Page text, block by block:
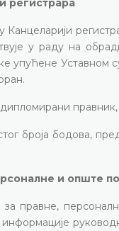
Канцеларији
у раду на
упућене
броја бодова,
и опште
за правне,